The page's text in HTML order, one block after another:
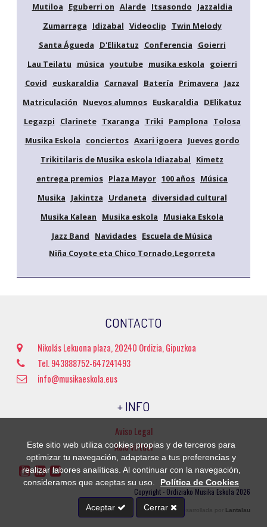
Mutiloa
Eguberri on Alarde Itsasondo
Jazzaldia
Zumarraga
Idizabal Videoclip
Twin Melody
Santa Águeda
D'Elikatuz Conferencia
Goierri
Lau Teilatu
música youtube musika eskola
goierri
Covid
euskaraldia Carnaval Batería Primavera
Jazz
Matriculación
Nuevos alumnos Euskaraldia
DElikatuz
Legazpi
Clarinete Txaranga Triki Pamplona
Tolosa
Musika Eskola
conciertos Axari igoera
Jueves gordo
Trikitilaris de Musika eskola Idiazabal
Kimetz
entrega premios Plaza Mayor 100 años Música
Musika
Jakintza Urdaneta
diversidad cultural
Musika Kalean
Musika eskola
Musiaka Eskola
Jazz Band
Navidades Escuela de Música
Niña Coyote eta Chico Tornado,Legorreta
CONTACTO
Nikolás Lekuona plaza, 20240 Ordizia, Gipuzkoa
Tel. 943888752-647241493
info@musikaeskola.eus
+ INFO
Aviso Legal
Aula virtual
Copyright - Ordiziako Musika Eskola 2026
Página web desarrollada por Lantalau
Este sitio web utiliza cookies propias y de terceros para
optimizar tu navegación, adaptarse a tus preferencias y
realizar labores analíticas. Al continuar con la navegación,
consideramos que aceptas su uso.
Política de Cookies
Aceptar Cerrar